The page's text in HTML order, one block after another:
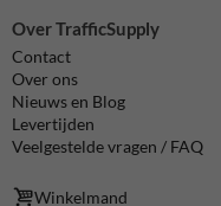
Over TrafficSupply
Contact
Over ons
Nieuws en Blog
Levertijden
Veelgestelde vragen / FAQ
Winkelmand